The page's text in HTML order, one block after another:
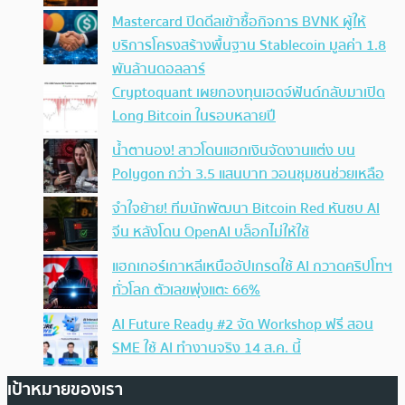
Mastercard ปิดดีลเข้าซื้อกิจการ BVNK ผู้ให้
บริการโครงสร้างพื้นฐาน Stablecoin มูลค่า 1.8
พันล้านดอลลาร์
Cryptoquant เผยกองทุนเฮดจ์ฟันด์กลับมาเปิด
Long Bitcoin ในรอบหลายปี
น้ำตานอง! สาวโดนแฮกเงินจัดงานแต่ง บน
Polygon กว่า 3.5 แสนบาท วอนชุมชนช่วยเหลือ
จำใจย้าย! ทีมนักพัฒนา Bitcoin Red หันซบ AI
จีน หลังโดน OpenAI บล็อกไม่ให้ใช้
แฮกเกอร์เกาหลีเหนืออัปเกรดใช้ AI กวาดคริปโทฯ
ทั่วโลก ตัวเลขพุ่งแตะ 66%
AI Future Ready #2 จัด Workshop ฟรี สอน
SME ใช้ AI ทำงานจริง 14 ส.ค. นี้
เป้าหมายของเรา